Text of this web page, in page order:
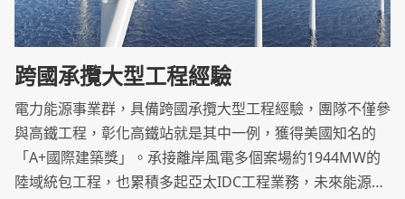
跨國承攬大型工程經驗
電力能源事業群，具備跨國承攬大型工程經驗，團隊不僅參
與高鐵工程，彰化高鐵站就是其中一例，獲得美國知名的
「A+國際建築獎」。承接離岸風電多個案場約1944MW的
陸域統包工程，也累積多起亞太IDC工程業務，未來能源事